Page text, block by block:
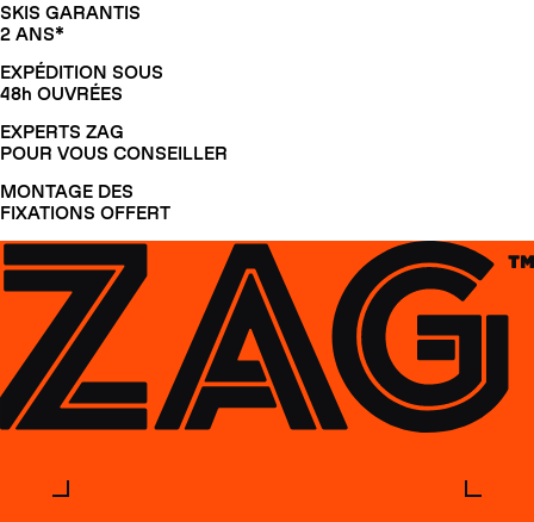
SKIS GARANTIS
2 ANS*
EXPÉDITION SOUS
48h OUVRÉES
EXPERTS ZAG
POUR VOUS CONSEILLER
MONTAGE DES
FIXATIONS OFFERT